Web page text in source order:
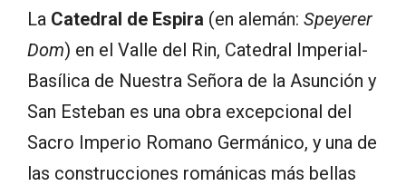
La Catedral de Espira (en alemán: Speyerer
Dom) en el Valle del Rin, Catedral Imperial-
Basílica de Nuestra Señora de la Asunción y
San Esteban es una obra excepcional del
Sacro Imperio Romano Germánico, y una de
las construcciones románicas más bellas